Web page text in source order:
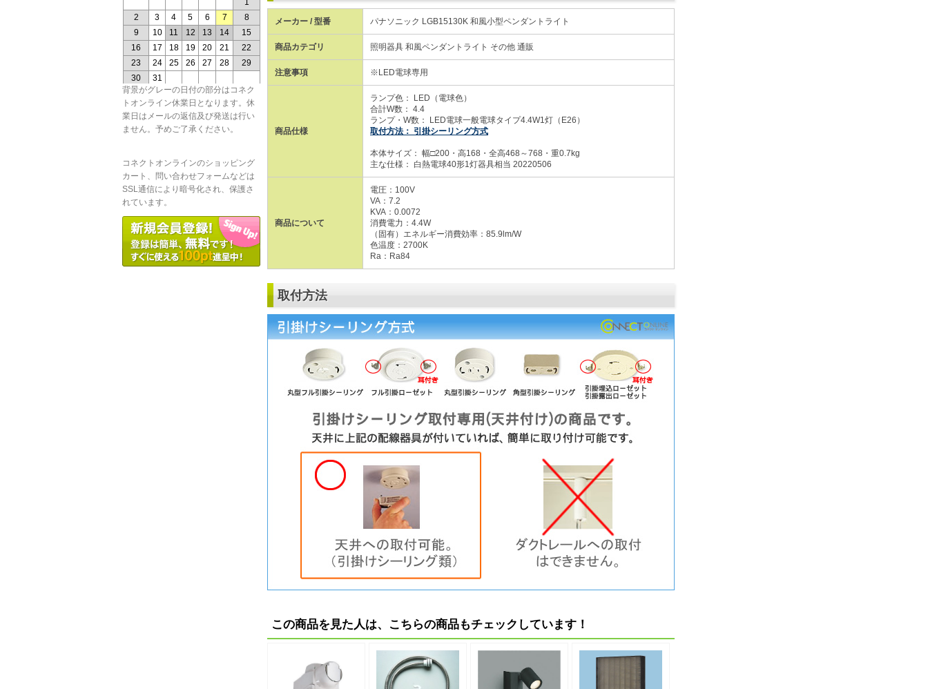
背景がグレーの日付の部分はコネク
トオンライン休業日となります。休
業日はメールの返信及び発送は行い
ません。予めご了承ください。
コネクトオンラインのショッピング
カート、問い合わせフォームなどは
SSL通信により暗号化され、保護さ
れています。
メーカー / 型番 パナソニック LGB15130K 和風小型ペンダントライト
商品カテゴリ 照明器具 和風ペンダントライト その他 通販
注意事項 ※LED電球専用
商品仕様
ランプ色： LED（電球色）
合計W数： 4.4
ランプ・W数： LED電球一般電球タイプ4.4W1灯（E26）
取付方法： 引掛シーリング方式
本体サイズ： 幅□200・高168・全高468～768・重0.7kg
主な仕様： 白熱電球40形1灯器具相当 20220506
商品について
電圧：100V
VA：7.2
KVA：0.0072
消費電力：4.4W
（固有）エネルギー消費効率：85.9lm/W
色温度：2700K
Ra：Ra84
取付方法
この商品を見た人は、こちらの商品もチェックしています！